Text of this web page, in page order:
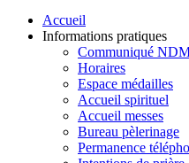
Accueil
Informations pratiques
Communiqué
Horaires
Espace médailles
Accueil spirituel
Accueil messes
Bureau pèlerinage
Permanence